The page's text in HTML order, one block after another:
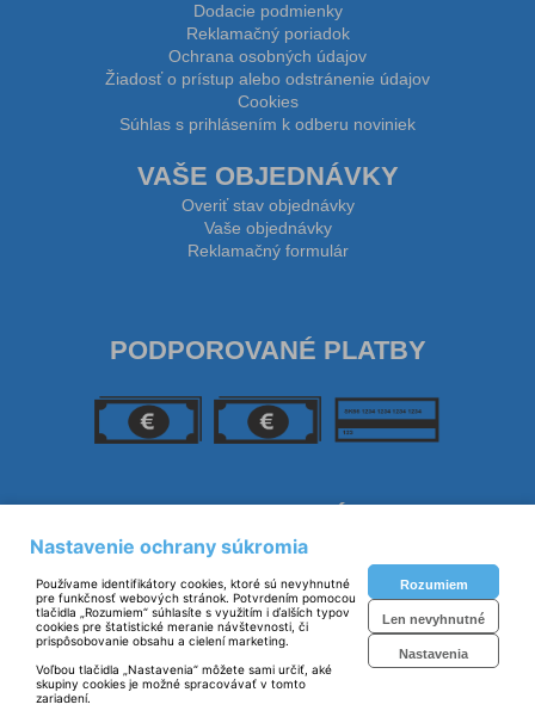
Dodacie podmienky
Reklamačný poriadok
Ochrana osobných údajov
Žiadosť o prístup alebo odstránenie údajov
Cookies
Súhlas s prihlásením k odberu noviniek
VAŠE OBJEDNÁVKY
Overiť stav objednávky
Vaše objednávky
Reklamačný formulár
PODPOROVANÉ PLATBY
Nastavenie ochrany súkromia
Používame identifikátory cookies, ktoré sú nevyhnutné
pre funkčnosť webových stránok. Potvrdením pomocou
tlačidla „Rozumiem“ súhlasíte s využitím i ďalších typov
cookies pre štatistické meranie návštevnosti, či
prispôsobovanie obsahu a cielení marketing.
Voľbou tlačidla „Nastavenia“ môžete sami určiť, aké
skupiny cookies je možné spracovávať v tomto
zariadení.
Rozumiem
Len nevyhnutné
Nastavenia